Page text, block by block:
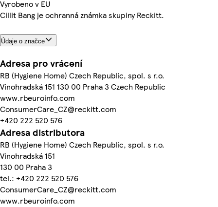
Vyrobeno v EU
Cillit Bang je ochranná známka skupiny Reckitt.
Údaje o značce
Adresa pro vrácení
RB (Hygiene Home) Czech Republic, spol. s r.o.
Vinohradská 151 130 00 Praha 3 Czech Republic
www.rbeuroinfo.com
ConsumerCare_CZ@reckitt.com
+420 222 520 576
Adresa distributora
RB (Hygiene Home) Czech Republic, spol. s r.o.
Vinohradská 151
130 00 Praha 3
tel.: +420 222 520 576
ConsumerCare_CZ@reckitt.com
www.rbeuroinfo.com